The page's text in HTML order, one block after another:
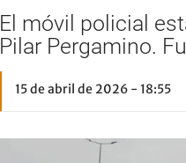
El móvil policial
Pilar Pergamino.
15 de abril de 2026 - 18:55